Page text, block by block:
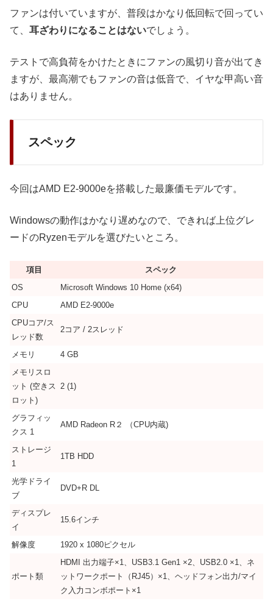
ファンは付いていますが、普段はかなり低回転で回ってい
て、 耳ざわりになることはないでしょう。
テストで高負荷をかけたときにファンの風切り音が出てき
ますが、最高潮でもファンの音は低音で、イヤな甲高い音
はありません。
スペック
今回はAMD E2-9000eを搭載した最廉価モデルです。
Windowsの動作はかなり遅めなので、できれば上位グレ
ードのRyzenモデルを選びたいところ。
項目
スペック
OS
Microsoft Windows 10 Home (x64)
CPU
AMD E2-9000e
CPUコア/ス
レッド数
2コア / 2スレッド
メモリ
4 GB
メモリスロ
ット (空きス
ロット)
2 (1)
グラフィッ
クス 1
AMD Radeon R２ （CPU内蔵)
ストレージ
1
1TB HDD
光学ドライ
ブ
DVD+R DL
ディスプレ
イ
15.6インチ
解像度 1920 x 1080ピクセル
ポート類
HDMI 出力端子×1、USB3.1 Gen1 ×2、USB2.0 ×1、ネ
ットワークポート（RJ45）×1、ヘッドフォン出力/マイ
ク入力コンボポート×1